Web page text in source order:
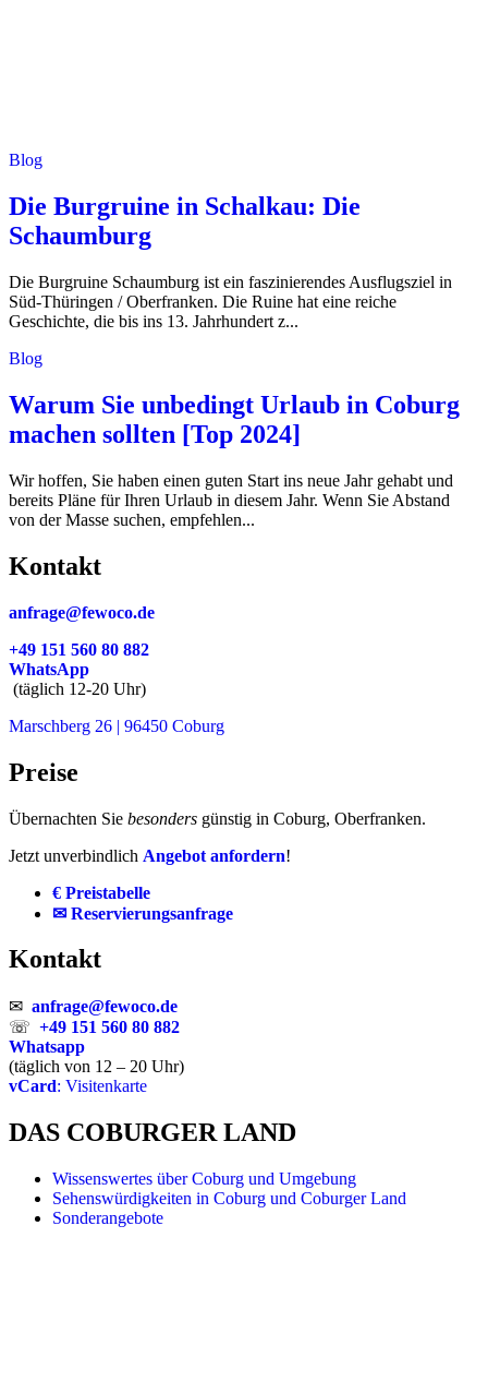
Blog
Die Burgruine in Schalkau: Die
Schaumburg
Die Burgruine Schaumburg ist ein faszinierendes Ausflugsziel in
Süd-Thüringen / Oberfranken. Die Ruine hat eine reiche
Geschichte, die bis ins 13. Jahrhundert z...
Blog
Warum Sie unbedingt Urlaub in Coburg
machen sollten [Top 2024]
Wir hoffen, Sie haben einen guten Start ins neue Jahr gehabt und
bereits Pläne für Ihren Urlaub in diesem Jahr. Wenn Sie Abstand
von der Masse suchen, empfehlen...
Kontakt
anfrage@fewoco.de
+49 151 560 80 882
WhatsApp
(täglich 12-20 Uhr)
Marschberg 26 | 96450 Coburg
Preise
Übernachten Sie besonders günstig in Coburg, Oberfranken.
Jetzt unverbindlich Angebot anfordern!
€ Preistabelle
✉ Reservierungsanfrage
Kontakt
✉ anfrage@fewoco.de
☏ +49 151 560 80 882
Whatsapp
(täglich von 12 – 20 Uhr)
vCard: Visitenkarte
DAS COBURGER LAND
Wissenswertes über Coburg und Umgebung
Sehenswürdigkeiten in Coburg und Coburger Land
Sonderangebote